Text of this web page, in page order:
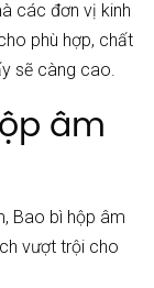
các đơn vị kinh
phù hợp, chất
sẽ càng cao.
âm
Bao bì hộp âm
vượt trội cho